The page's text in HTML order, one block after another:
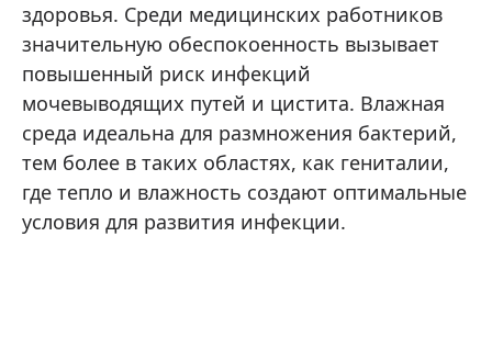
здоровья. Среди медицинских работников
значительную обеспокоенность вызывает
повышенный риск инфекций
мочевыводящих путей и цистита. Влажная
среда идеальна для размножения бактерий,
тем более в таких областях, как гениталии,
где тепло и влажность создают оптимальные
условия для развития инфекции.